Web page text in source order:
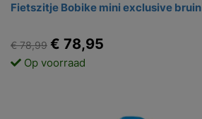
Fietszitje Bobike mini exclusive bruin
€ 78,99 € 78,95
Op voorraad